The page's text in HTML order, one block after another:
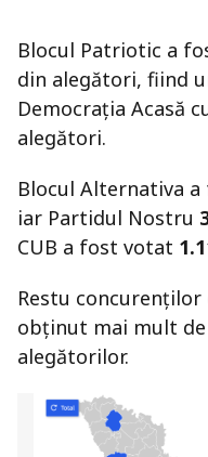
Blocul Patriotic a
din alegători, fiind
Democrația Acasă
alegători.
Blocul Alternativa
iar Partidul Nostru
CUB a fost votat
Restu
obținut mai mult
alegătorilor.